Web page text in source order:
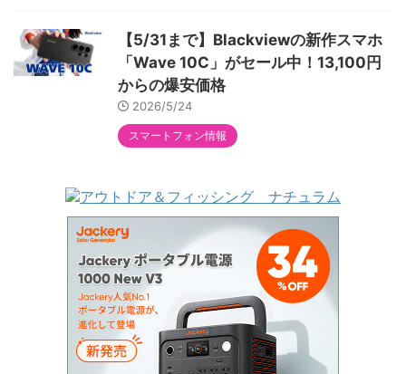
【5/31まで】Blackviewの新作スマホ
「Wave 10C」がセール中！13,100円
からの爆安価格
2026/5/24
スマートフォン情報